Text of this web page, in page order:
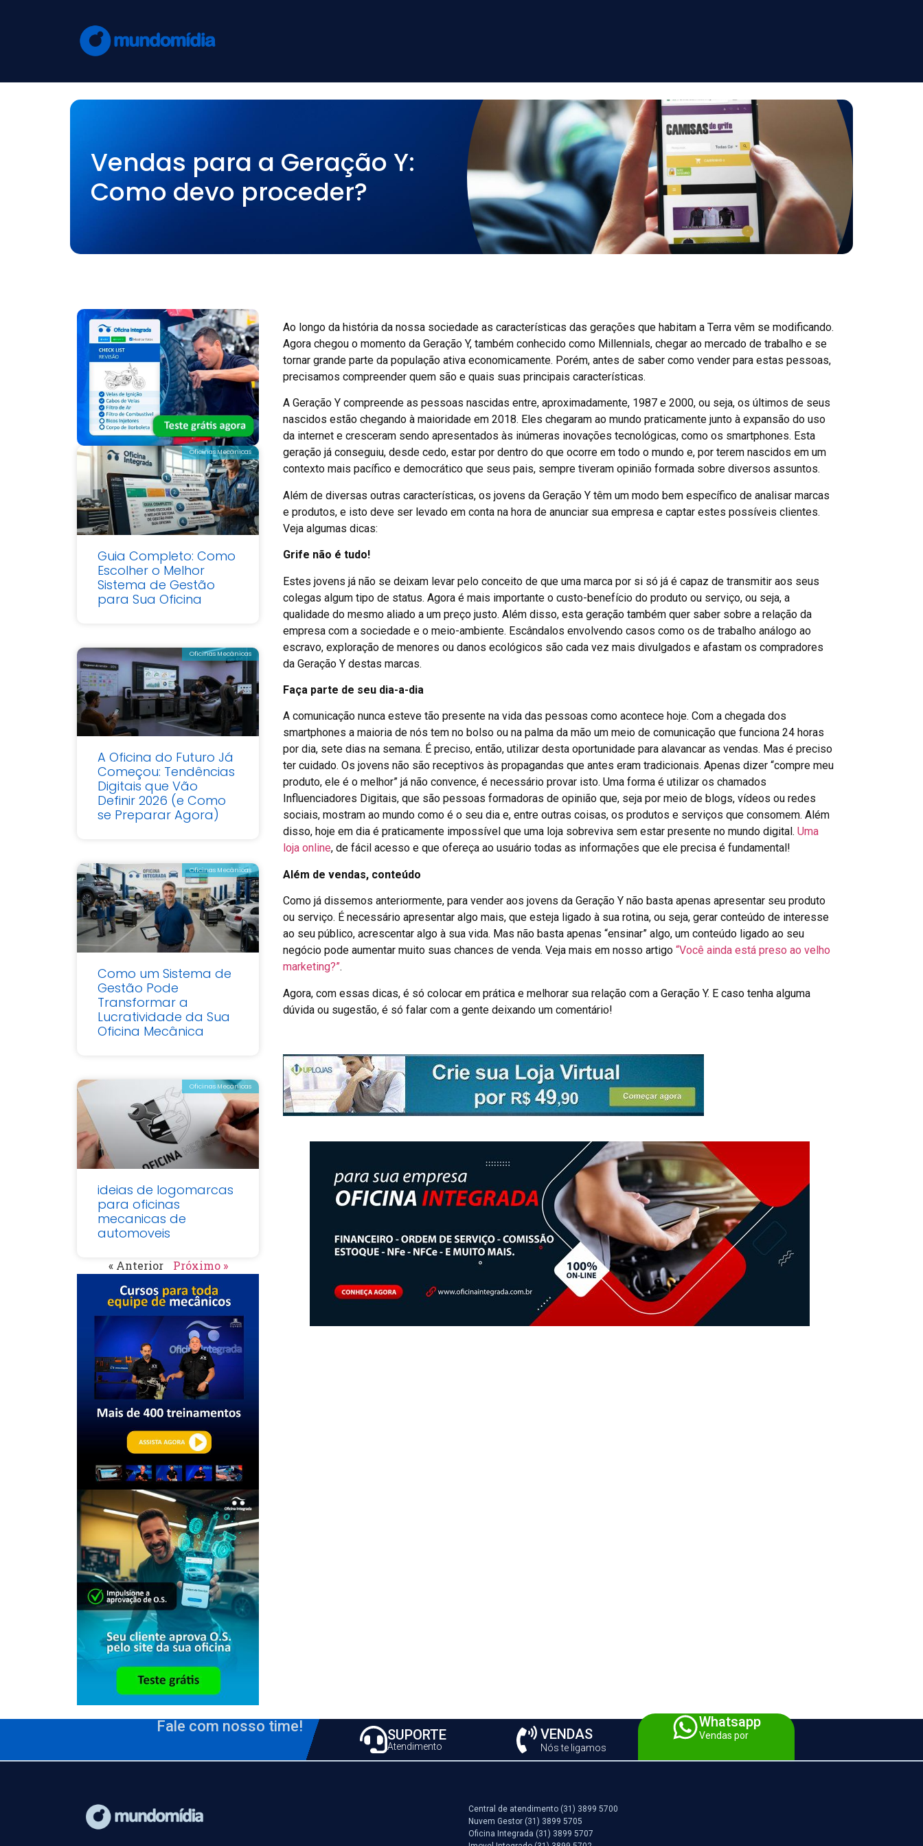
Vendas para a Geração Y:
Como devo proceder?
Oficinas Mecânicas
Guia Completo: Como
Escolher o Melhor
Sistema de Gestão
para Sua Oficina
Oficinas Mecânicas
A Oficina do Futuro Já
Começou: Tendências
Digitais que Vão
Definir 2026 (e Como
se Preparar Agora)
Oficinas Mecânicas
Como um Sistema de
Gestão Pode
Transformar a
Lucratividade da Sua
Oficina Mecânica
Oficinas Mecânicas
ideias de logomarcas
para oficinas
mecanicas de
automoveis
« Anterior Próximo »
Ao longo da história da nossa sociedade as características das gerações que habitam a Terra vêm se modificando.
Agora chegou o momento da Geração Y, também conhecido como Millennials, chegar ao mercado de trabalho e se
tornar grande parte da população ativa economicamente. Porém, antes de saber como vender para estas pessoas,
precisamos compreender quem são e quais suas principais características.
A Geração Y compreende as pessoas nascidas entre, aproximadamente, 1987 e 2000, ou seja, os últimos de seus
nascidos estão chegando à maioridade em 2018. Eles chegaram ao mundo praticamente junto à expansão do uso
da internet e cresceram sendo apresentados às inúmeras inovações tecnológicas, como os smartphones. Esta
geração já conseguiu, desde cedo, estar por dentro do que ocorre em todo o mundo e, por terem nascidos em um
contexto mais pacífico e democrático que seus pais, sempre tiveram opinião formada sobre diversos assuntos.
Além de diversas outras características, os jovens da Geração Y têm um modo bem específico de analisar marcas
e produtos, e isto deve ser levado em conta na hora de anunciar sua empresa e captar estes possíveis clientes.
Veja algumas dicas:
Grife não é tudo!
Estes jovens já não se deixam levar pelo conceito de que uma marca por si só já é capaz de transmitir aos seus
colegas algum tipo de status. Agora é mais importante o custo-benefício do produto ou serviço, ou seja, a
qualidade do mesmo aliado a um preço justo. Além disso, esta geração também quer saber sobre a relação da
empresa com a sociedade e o meio-ambiente. Escândalos envolvendo casos como os de trabalho análogo ao
escravo, exploração de menores ou danos ecológicos são cada vez mais divulgados e afastam os compradores
da Geração Y destas marcas.
Faça parte de seu dia-a-dia
A comunicação nunca esteve tão presente na vida das pessoas como acontece hoje. Com a chegada dos
smartphones a maioria de nós tem no bolso ou na palma da mão um meio de comunicação que funciona 24 horas
por dia, sete dias na semana. É preciso, então, utilizar desta oportunidade para alavancar as vendas. Mas é preciso
ter cuidado. Os jovens não são receptivos às propagandas que antes eram tradicionais. Apenas dizer “compre meu
produto, ele é o melhor” já não convence, é necessário provar isto. Uma forma é utilizar os chamados
Influenciadores Digitais, que são pessoas formadoras de opinião que, seja por meio de blogs, vídeos ou redes
sociais, mostram ao mundo como é o seu dia e, entre outras coisas, os produtos e serviços que consomem. Além
disso, hoje em dia é praticamente impossível que uma loja sobreviva sem estar presente no mundo digital. Uma
loja online, de fácil acesso e que ofereça ao usuário todas as informações que ele precisa é fundamental!
Além de vendas, conteúdo
Como já dissemos anteriormente, para vender aos jovens da Geração Y não basta apenas apresentar seu produto
ou serviço. É necessário apresentar algo mais, que esteja ligado à sua rotina, ou seja, gerar conteúdo de interesse
ao seu público, acrescentar algo à sua vida. Mas não basta apenas “ensinar” algo, um conteúdo ligado ao seu
negócio pode aumentar muito suas chances de venda. Veja mais em nosso artigo “Você ainda está preso ao velho
marketing?”.
Agora, com essas dicas, é só colocar em prática e melhorar sua relação com a Geração Y. E caso tenha alguma
dúvida ou sugestão, é só falar com a gente deixando um comentário!
Fale com nosso time! SUPORTE
Atendimento
VENDAS
Nós te ligamos
Whatsapp
Vendas por
Central de atendimento (31) 3899 5700
Nuvem Gestor (31) 3899 5705
Oficina Integrada (31) 3899 5707